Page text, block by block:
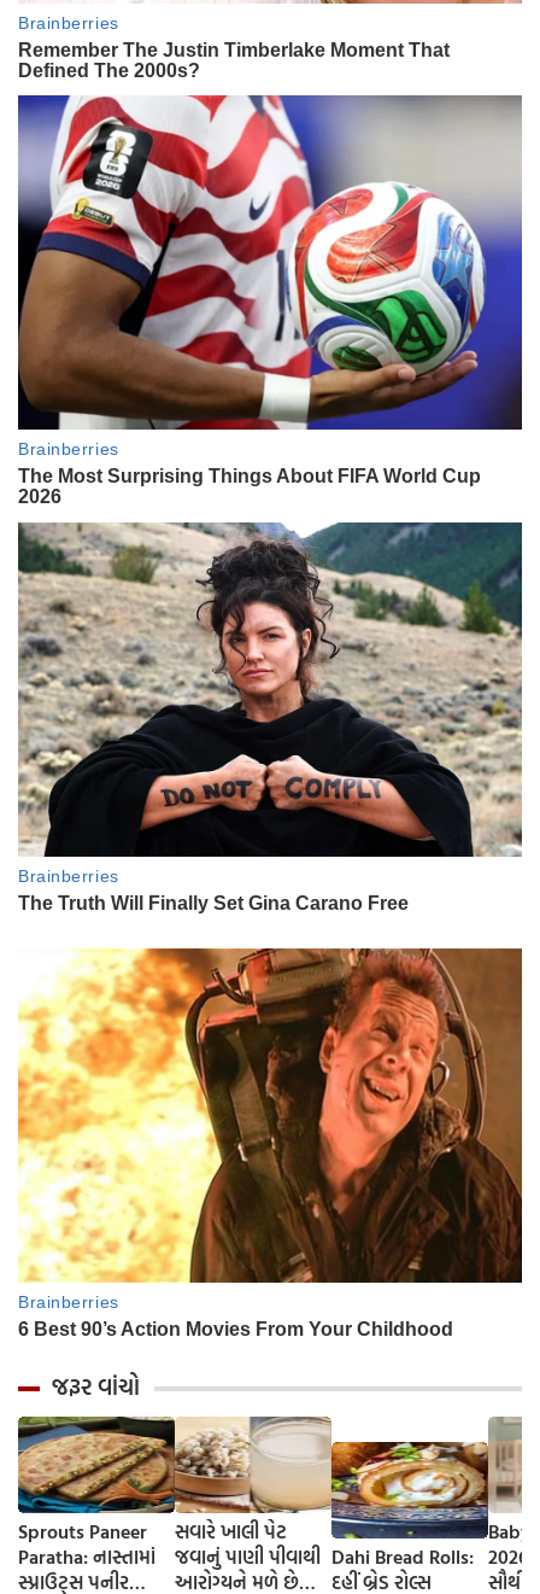
જરૂર વાંચો
Sprouts Paneer
Paratha: નાસ્તામાં
સ્પ્રાઉટ્સ પનીર
સવારે ખાલી પેટ
જવાનું પાણી પીવાથી
આરોગ્યને મળે છે
Dahi Bread Rolls:
દહીં બ્રેડ રોલ્સ
Baby